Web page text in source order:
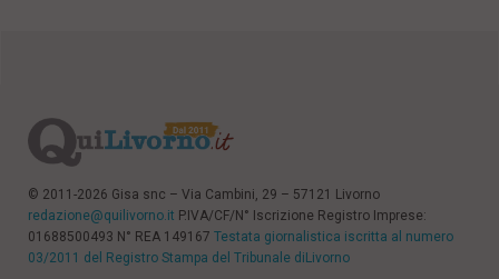
© 2011-2026 Gisa snc – Via Cambini, 29 – 57121 Livorno
redazione@quilivorno.it P.IVA/CF/N° Iscrizione Registro Imprese:
01688500493 N° REA 149167 Testata giornalistica iscritta al numero
03/2011 del Registro Stampa del Tribunale diLivorno